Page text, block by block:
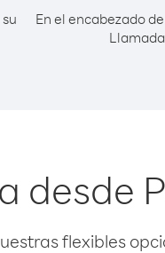
En el encabezado
desde
flexibles